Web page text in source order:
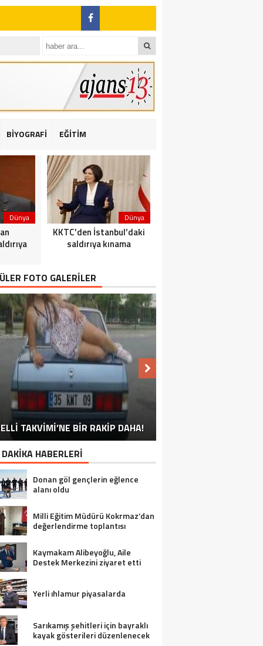
2 yaralı
BİYOGRAFİ EĞİTİM
Dünya Dünya
KKTC’den İstanbul’daki
saldırıya kınama
FOTO GALERİLER
TAKVİMİ’NE BİR RAKİP DAHA!
İYİ ‘KURBAN BAYRAMI’ CAPSLERİ!
SÖYLEMEYEN ESNAF GÖRDÜNÜZ
MÜ?
FOTOĞRAFLARLA HIZAN
FOTOĞRAFLARLA BITLIS
FOTOĞRAFLARLA TATVAN
FOTOĞRAFLARLA GÜROYMAK
FOTOĞRAFLARLA AHLAT
FOTOĞRAFLARLA ADILCEVAZ
FOTOĞRAFLARLA MUTKI
HABERLERİ
Donan göl gençlerin eğlence
alanı oldu
Milli Eğitim Müdürü Kokrmaz’dan
değerlendirme toplantısı
Kaymakam Alibeyoğlu, Aile
Destek Merkezini ziyaret etti
Yerli ıhlamur piyasalarda
Sarıkamış şehitleri için bayraklı
kayak gösterileri düzenlenecek